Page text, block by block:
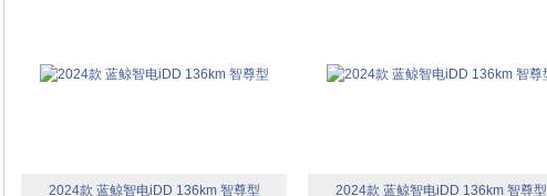
2024款 蓝鲸智电iDD 136km 智尊型 2024款 蓝鲸智电iDD 136km 智尊型